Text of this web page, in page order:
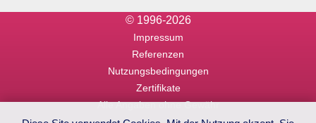
© 1996-2026
Impressum
Referenzen
Nutzungsbedingungen
Zertifikate
Alle Angaben ohne Gewähr